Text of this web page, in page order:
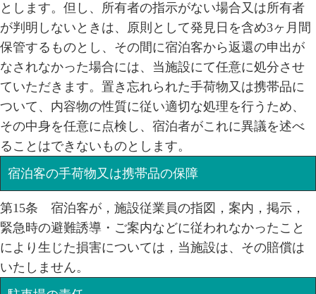
とします。但し、所有者の指示がない場合又は所有者
が判明しないときは、原則として発見日を含め3ヶ月間
保管するものとし、その間に宿泊客から返還の申出が
なされなかった場合には、当施設にて任意に処分させ
ていただきます。置き忘れられた手荷物又は携帯品に
ついて、内容物の性質に従い適切な処理を行うため、
その中身を任意に点検し、宿泊者がこれに異議を述べ
ることはできないものとします。
宿泊客の手荷物又は携帯品の保障
第15条 宿泊客が，施設従業員の指図，案内，掲示，
緊急時の避難誘導・ご案内などに従われなかったこと
により生じた損害については，当施設は、その賠償は
いたしません。